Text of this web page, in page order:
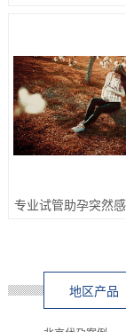
专业试管助孕突然
地区产品